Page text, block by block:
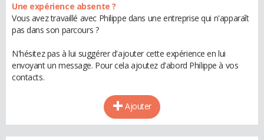
Une expérience absente ?
Vous avez travaillé avec Philippe dans une entreprise qui n'apparaît
pas dans son parcours ?
N'hésitez pas à lui suggérer d'ajouter cette expérience en lui
envoyant un message. Pour cela ajoutez d'abord Philippe à vos
contacts.
Ajouter